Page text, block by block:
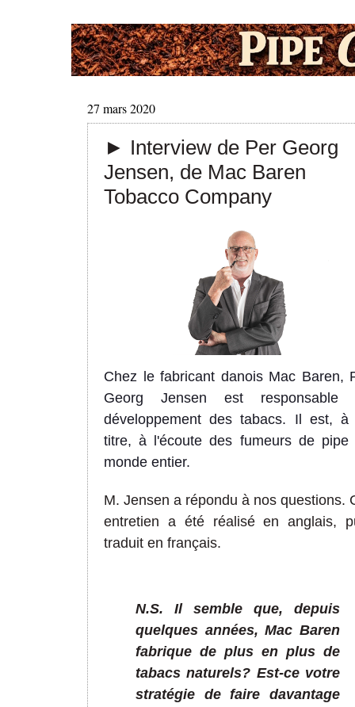
27 mars 2020
► Interview de Per Georg
Jensen, de Mac Baren
Tobacco Company
Chez le fabricant danois Mac Baren,
Georg Jensen est responsable
développement des tabacs. Il est, à
titre, à l'écoute des fumeurs de pipe
monde entier.
M. Jensen a répondu à nos questions.
entretien a été réalisé en anglais,
traduit en français.
N.S. Il semble que, depuis
quelques années, Mac Baren
fabrique de plus en plus de
tabacs naturels? Est-ce votre
stratégie de faire davantage